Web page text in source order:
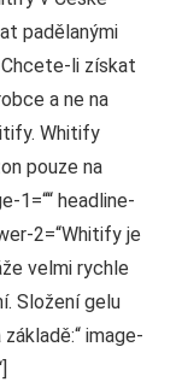
padělanými
li získat
a ne na
Whitify
pouze na
1=““ headline-
2=“Whitify je
velmi rychle
Složení gelu
image-